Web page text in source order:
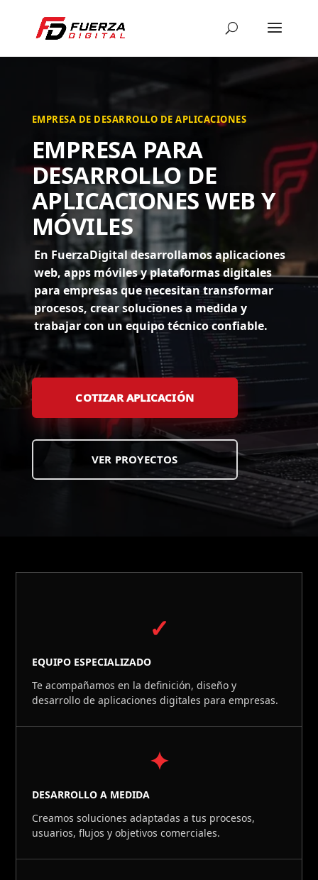
EMPRESA DE DESARROLLO DE APLICACIONES
EMPRESA PARA
DESARROLLO DE
APLICACIONES WEB Y
MÓVILES
En FuerzaDigital desarrollamos aplicaciones
web, apps móviles y plataformas digitales
para empresas que necesitan transformar
procesos, crear soluciones a medida y
trabajar con un equipo técnico confiable.
COTIZAR APLICACIÓN
VER PROYECTOS
✓
EQUIPO ESPECIALIZADO
Te acompañamos en la definición, diseño y
desarrollo de aplicaciones digitales para empresas.
✦
DESARROLLO A MEDIDA
Creamos soluciones adaptadas a tus procesos,
usuarios, flujos y objetivos comerciales.